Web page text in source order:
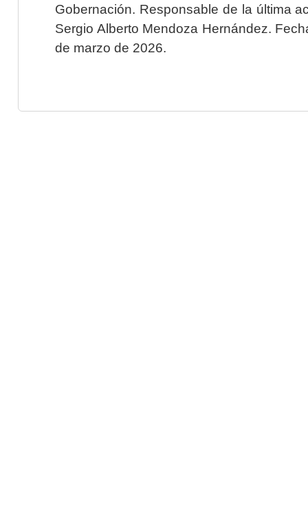
Gobernación. Responsable de la última
Sergio Alberto Mendoza Hernández.
de marzo de 2026.